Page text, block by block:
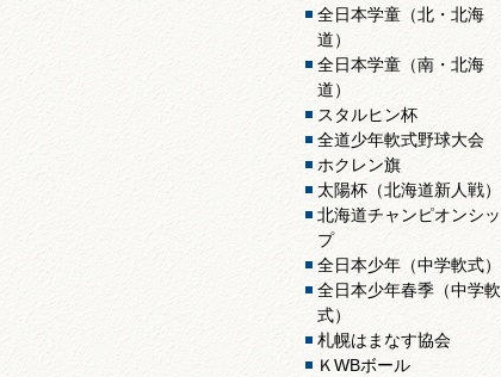
全日本学童（北・北海
道）
全日本学童（南・北海
道）
スタルヒン杯
全道少年軟式野球大会
ホクレン旗
太陽杯（北海道新人戦）
北海道チャンピオンシッ
プ
全日本少年（中学軟式）
全日本少年春季（中学軟
式）
札幌はまなす協会
ＫWBボール